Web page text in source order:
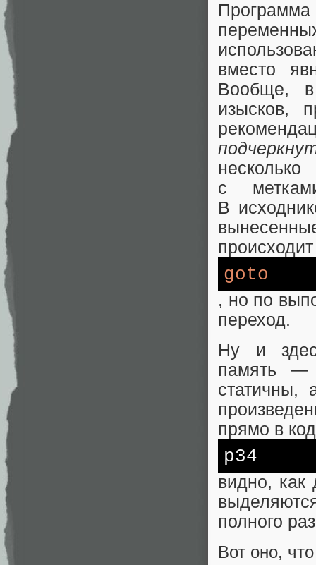
вместо
Вообще,
изысков,
с
В
goto
, но по
переход.
Ну и
память —
статичны,
прямо в
p34
видно, как
полного
Вот оно,